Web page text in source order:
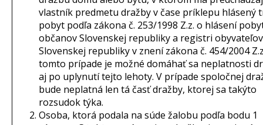
vlastník predmetu dražby v čase príklepu hlásený
pobyt podľa zákona č. 253/1998 Z.z. o hlásení
občanov Slovenskej republiky a registri obyvateľov
Slovenskej republiky v znení zákona č. 454/2004
tomto prípade je možné domáhať sa neplatnosti
aj po uplynutí tejto lehoty. V prípade spoločnej
bude neplatná len tá časť dražby, ktorej sa takýto
rozsudok týka.
Osoba, ktorá podala na súde žalobu podľa bodu 1